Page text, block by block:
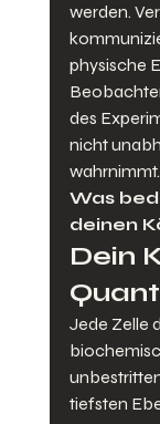
werden.
physische
des
nicht
wahrnimmt.
Was
deinen
Dein
Jede Zelle
tiefsten